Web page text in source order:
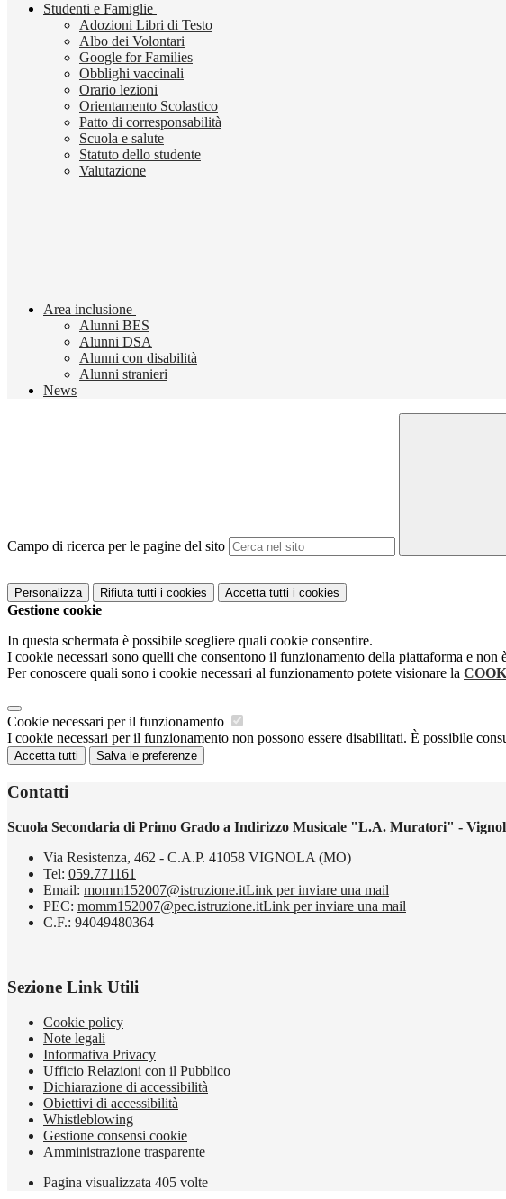
Studenti e Famiglie
Adozioni Libri di Testo
Albo dei Volontari
Google for Families
Obblighi vaccinali
Orario lezioni
Orientamento Scolastico
Patto di corresponsabilità
Scuola e salute
Statuto dello studente
Valutazione
Area inclusione
Alunni BES
Alunni DSA
Alunni con disabilità
Alunni stranieri
News
Campo di ricerca per le pagine del sito
Personalizza Rifiuta tutti i cookies Accetta tutti i cookies
Gestione cookie
In questa schermata è possibile scegliere quali cookie consentire.
I cookie necessari sono quelli che consentono il funzionamento della piattaforma e non
Per conoscere quali sono i cookie necessari al funzionamento potete visionare la
Cookie necessari per il funzionamento
I cookie necessari per il funzionamento non possono essere disabilitati. È possibile
Accetta tutti Salva le preferenze
Contatti
Scuola Secondaria di Primo Grado a Indirizzo Musicale "L.A. Muratori" -
Via Resistenza, 462 - C.A.P. 41058 VIGNOLA (MO)
Tel: 059.771161
Email: momm152007@istruzione.itLink per inviare una mail
PEC: momm152007@pec.istruzione.itLink per inviare una mail
C.F.: 94049480364
Sezione Link Utili
Cookie policy
Note legali
Informativa Privacy
Ufficio Relazioni con il Pubblico
Dichiarazione di accessibilità
Obiettivi di accessibilità
Whistleblowing
Gestione consensi cookie
Amministrazione trasparente
Pagina visualizzata 405 volte